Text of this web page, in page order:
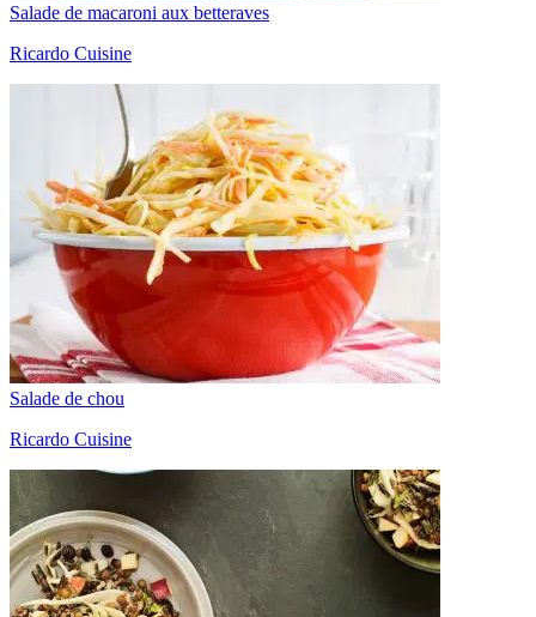
Salade de macaroni aux betteraves
Ricardo Cuisine
Salade de chou
Ricardo Cuisine